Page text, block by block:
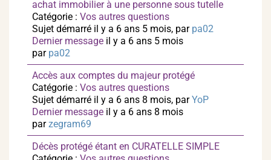
achat immobilier à une personne sous tutelle
Catégorie : Vos autres questions
Sujet démarré il y a 6 ans 5 mois, par pa02
Dernier message il y a 6 ans 5 mois
par pa02
Accès aux comptes du majeur protégé
Catégorie : Vos autres questions
Sujet démarré il y a 6 ans 8 mois, parYoP
Dernier message il y a 6 ans 8 mois
parzegram69
Décès protégé étant en CURATELLE SIMPLE